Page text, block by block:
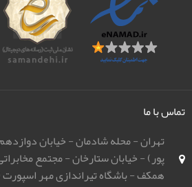
تماس با ما
تهران - محله شادمان - خیابان
پور) - خیابان ستارخان - مجتمع
همکف - باشگاه تیراندازی مهر